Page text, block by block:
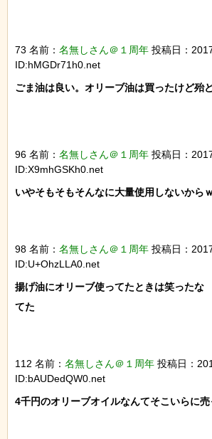
73 名前： 名無しさん＠１周年 投稿日：
ID:hMGDr71h0.net
ごま油は良い。オリーブ油は買ったけど殆
96 名前： 名無しさん＠１周年 投稿日：
ID:X9mhGSKh0.net
いやそもそもそんなに大量使用しないからｗ
98 名前： 名無しさん＠１周年 投稿日：
ID:U+OhzLLA0.net
揚げ油にオリーブ使ってたときは笑ったな
てた
112 名前： 名無しさん＠１周年 投稿日：
ID:bAUDedQW0.net
4千円のオリーブオイルなんてそこいらに